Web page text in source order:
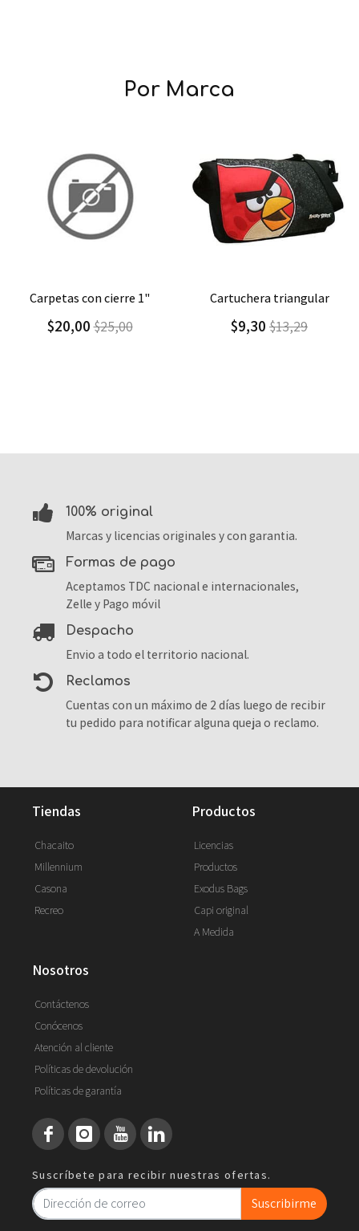
Por Marca
Agregar Detalle
carpetas con cierre 1"
$20,00$25,00
Agregar Detalle
cartuchera triangular
$9,30 $13,29
100% original
Marcas y licencias originales y con garantia.
formas de pago
Aceptamos TDC nacional e internacionales,
Zelle y Pago móvil
despacho
Envio a todo el territorio nacional.
reclamos
Cuentas con un máximo de 2 días luego de recibir
tu pedido para notificar alguna queja o reclamo.
tiendas
Chacaito
Millennium
Casona
Recreo
productos
Licencias
Productos
Exodus Bags
Capi original
A Medida
nosotros
Contáctenos
Conócenos
Atención al cliente
Políticas de devolución
Políticas de garantía
Suscríbete para recibir nuestras ofertas.
Suscribirme